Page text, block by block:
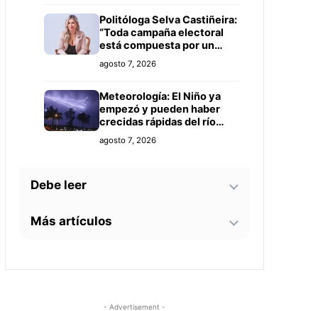
Politóloga Selva Castiñeira:
“Toda campaña electoral
está compuesta por un
equipo de profesionales”
agosto 7, 2026
Meteorología: El Niño ya
empezó y pueden haber
crecidas rápidas del río
Paraguay
agosto 7, 2026
Debe leer
Tecnología y BIM ganan
Más artículos
agosto 6, 2026
- Advertisement -